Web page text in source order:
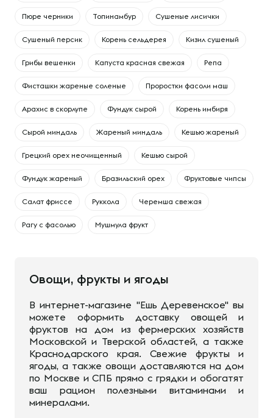
Пюре черники Топинамбур Сушеные лисички
Сушеный персик Корень сельдерея Кизил сушеный
Грибы вешенки Капуста красная свежая Репа
Фисташки жареные соленые Проростки фасоли маш
Арахис в скорлупе Фундук сырой Корень имбиря
Сырой миндаль Жареный миндаль Кешью жареный
Грецкий орех неочищенный Кешью сырой
Фундук жареный Бразильский орех Фруктовые чипсы
Салат фриссе Руккола Черемша свежая
Рагу с фасолью Мушмула фрукт
Овощи, фрукты и ягоды
В интернет-магазине "Ешь Деревенское" вы
можете оформить доставку овощей и
фруктов на дом из фермерских хозяйств
Московской и Тверской областей, а также
Краснодарского края. Свежие фрукты и
ягоды, а также овощи доставляются на дом
по Москве и СПБ прямо с грядки и обогатят
ваш рацион полезными витаминами и
минералами.